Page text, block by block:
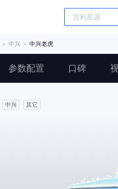
＞ 中兴 ＞ 中兴老虎
参数配置 口碑
中兴 其它